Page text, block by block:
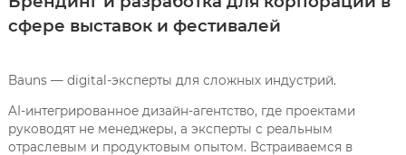
сфере выставок и фестивалей
Bauns — digital-эксперты для сложных индустрий.
AI-интегрированное дизайн-агентство, где проектами
руководят не менеджеры, а эксперты с реальным
отраслевым и продуктовым опытом. Встраиваемся в